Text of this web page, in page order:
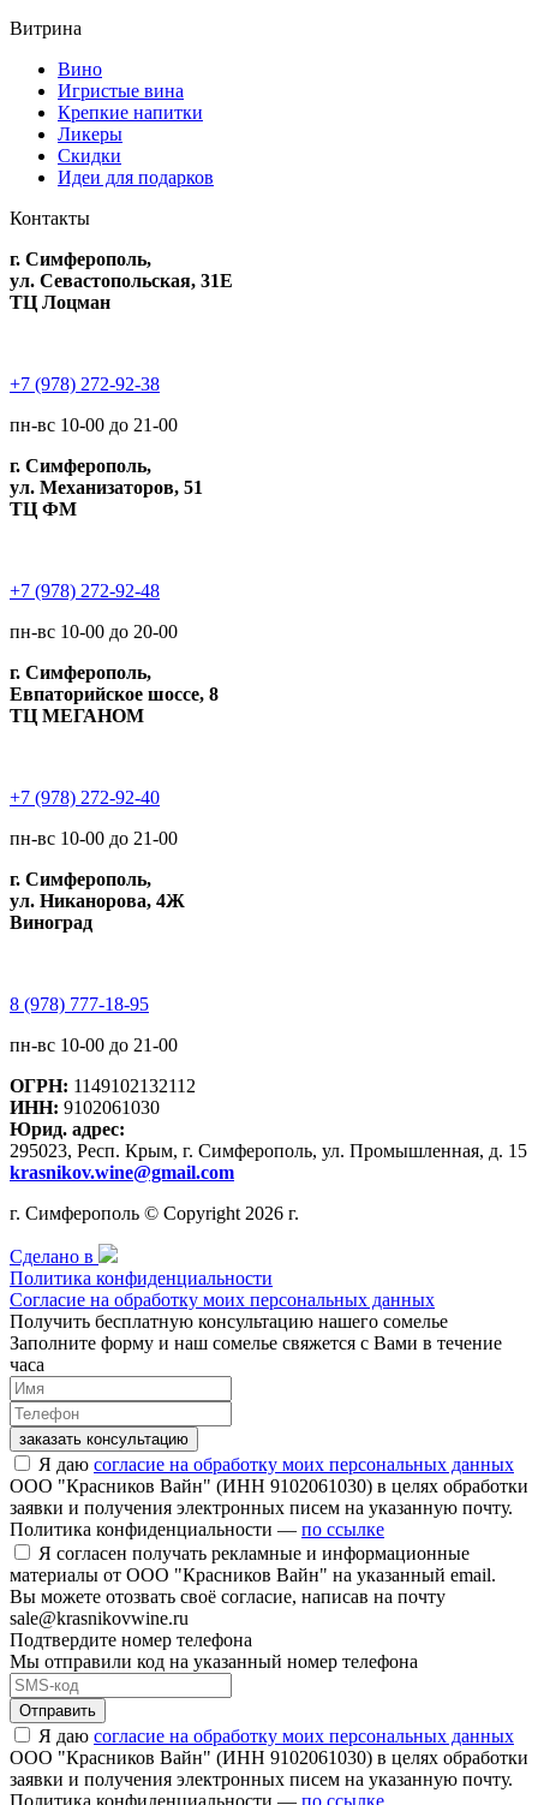
Витрина
Вино
Игристые вина
Крепкие напитки
Ликеры
Скидки
Идеи для подарков
Контакты
г. Симферополь,
ул. Севастопольская, 31Е
ТЦ Лоцман
+7 (978) 272-92-38
пн-вс 10-00 до 21-00
г. Симферополь,
ул. Механизаторов, 51
ТЦ ФМ
+7 (978) 272-92-48
пн-вс 10-00 до 20-00
г. Симферополь,
Евпаторийское шоссе, 8
ТЦ МЕГАНОМ
+7 (978) 272-92-40
пн-вс 10-00 до 21-00
г. Симферополь,
ул. Никанорова, 4Ж
Виноград
8 (978) 777-18-95
пн-вс 10-00 до 21-00
ОГРН: 1149102132112
ИНН: 9102061030
Юрид. адрес:
295023, Респ. Крым, г. Симферополь, ул. Промышленная, д. 15
krasnikov.wine@gmail.com
г. Симферополь © Copyright 2026 г.
Сделано в
Политика конфиденциальности
Согласие на обработку моих персональных данных
Получить бесплатную консультацию нашего сомелье
Заполните форму и наш сомелье свяжется с Вами в течение
часа
заказать консультацию
Я даю согласие на обработку моих персональных данных
ООО "Красников Вайн" (ИНН 9102061030) в целях обработки
заявки и получения электронных писем на указанную почту.
Политика конфиденциальности — по ссылке
Я согласен получать рекламные и информационные
материалы от ООО "Красников Вайн" на указанный email.
Вы можете отозвать своё согласие, написав на почту
sale@krasnikovwine.ru
Подтвердите номер телефона
Мы отправили код на указанный номер телефона
Отправить
Я даю согласие на обработку моих персональных данных
ООО "Красников Вайн" (ИНН 9102061030) в целях обработки
заявки и получения электронных писем на указанную почту.